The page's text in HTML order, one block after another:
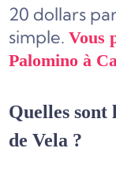
20 dollars
simple.Vous
Palomino à
Quelles sont
de Vela ?